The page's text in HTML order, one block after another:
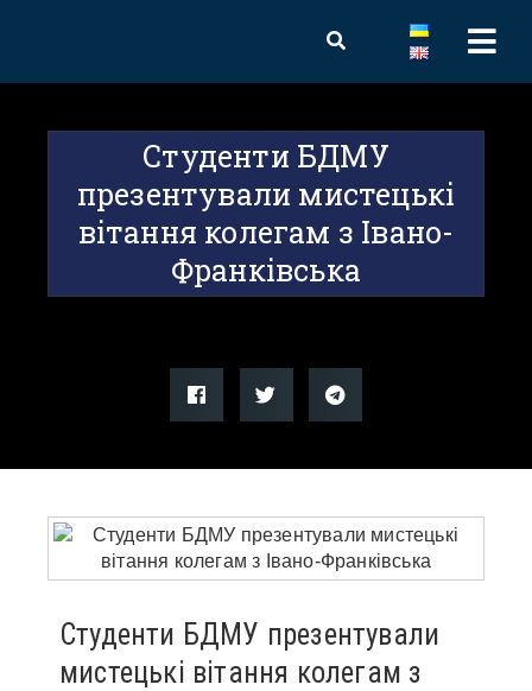
Студенти БДМУ
презентували мистецькі
вітання колегам з Івано-
Франківська
Студенти БДМУ презентували
мистецькі вітання колегам з